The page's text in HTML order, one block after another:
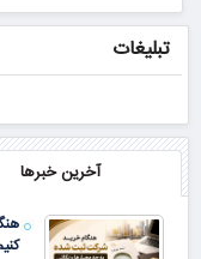
تبلیغات
آخرین خبرها